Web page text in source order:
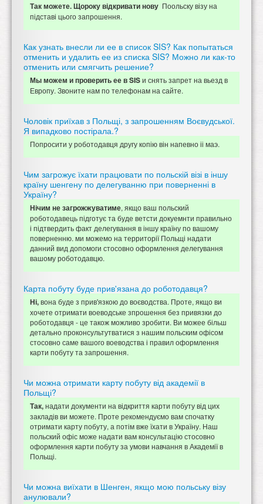
Так можете. Щороку відкривати нову Поольску візу на
підставі цього запрошення.
Как узнать внесли ли ее в список SIS? Как попытаться
отменить и удалить ее из списка SIS? Можно ли как-то
отменить или смягчить решение?
Мы можем и проверить ее в SISи снять запрет на вьезд в
Европу. Звоните нам по телефонам на сайте.
Чоловік приїхав з Польщі, з запрошенням Воєвудської.
Я випадково постірала.?
Попросити у роботодавця другу копію він напевно іі маэ.
Чим загрожує їхати працювати по польскій візі в іншу
країну шенгену по делегуванню при поверненні в
Україну?
Нічим не загрожжуватиме, якщо ваш польский
роботодавець підготує та буде ветсти докуемнти правильно
і підтвердить факт делегування в іншу країну по вашому
поверненню. ми можемо на территорії Польщі надати
данний вид допомоги стосовно оформлення делегування
вашому роботодавцю.
Карта побуту буде прив'язана до роботодавця?
Ні,вона буде з прив'язкою до воєводства. Проте, якщо ви
хочете отримати воеводське зпрошення без привязки до
роботодавця - це також можливо зробити. Ви можее більш
детально проконсультутватися з нашим польским офісом
стосовно саме вашого воеводства і правил оформлення
карти побуту та запрошення.
Чи можна отримати карту побуту від академії в
Польщі?
Так,надати документи на відкриття карти побуту від цих
закладів ви можете. Проте рекомендуємо вам спочатку
отримати карту побуту, а потім вже їхати в Україну. Наш
польский офіс може надати вам консультацію стосовно
оформлення карти побуту за умови навчання в Академії в
Польщі.
Чи можна виїхати в Шенген, якщо мою польську візу
анулювали?